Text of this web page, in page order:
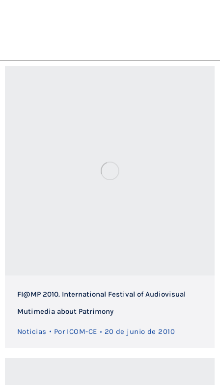
FI@MP 2010. International Festival of Audiovisual
Mutimedia about Patrimony
Noticias Por ICOM-CE 20 de junio de 2010